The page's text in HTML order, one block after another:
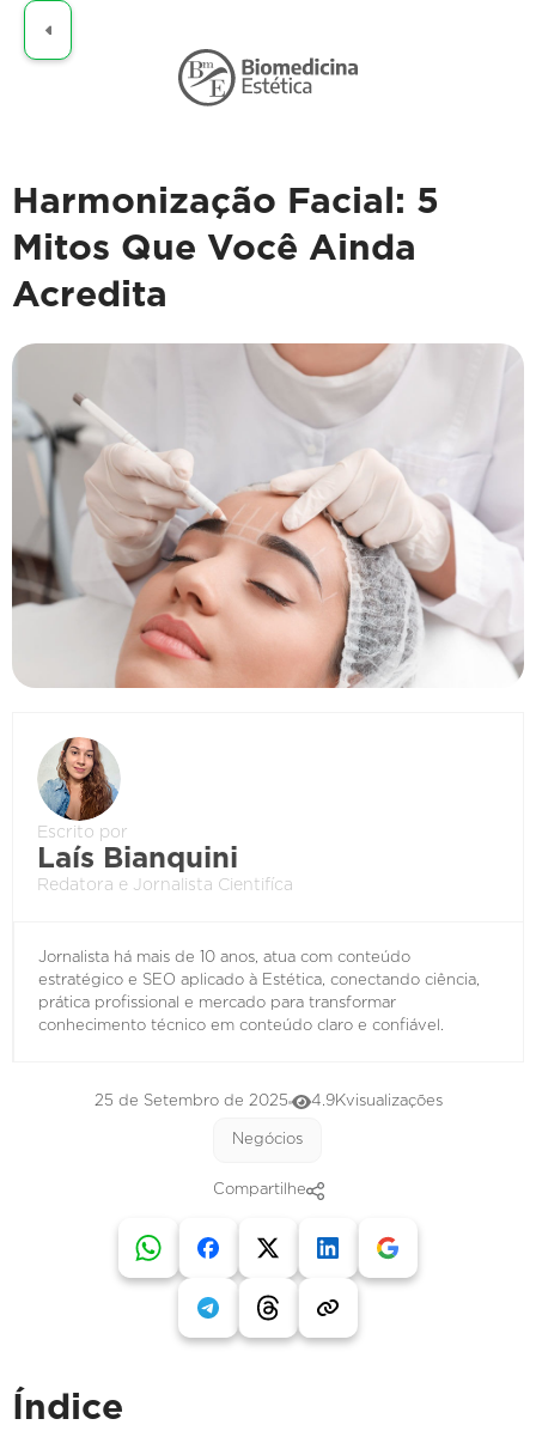
Harmonização Facial: 5
Mitos Que Você Ainda
Acredita
Escrito por
Laís Bianquini
Redatora e Jornalista Cientifíca
Jornalista há mais de 10 anos, atua com conteúdo
estratégico e SEO aplicado à Estética, conectando ciência,
prática profissional e mercado para transformar
conhecimento técnico em conteúdo claro e confiável.
25 de Setembro de 2025 4.9Kvisualizações
Negócios
Compartilhe
Índice